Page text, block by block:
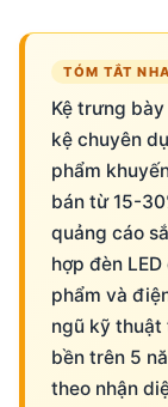
TÓM TẮT
Kệ trưng
kệ chuyên
phẩm
bán từ 15-
quảng cáo
hợp đèn
phẩm và
ngũ kỹ thuật
bền trên 5
theo nhận